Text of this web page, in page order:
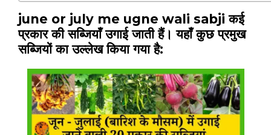
june or july me ugne wali sabji कई
प्रकार की सब्जियाँ उगाई जाती हैं। यहाँ कुछ प्रमुख
सब्जियों का उल्लेख किया गया है: